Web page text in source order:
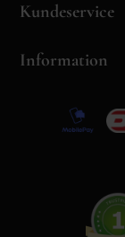
Kundeservice
Information